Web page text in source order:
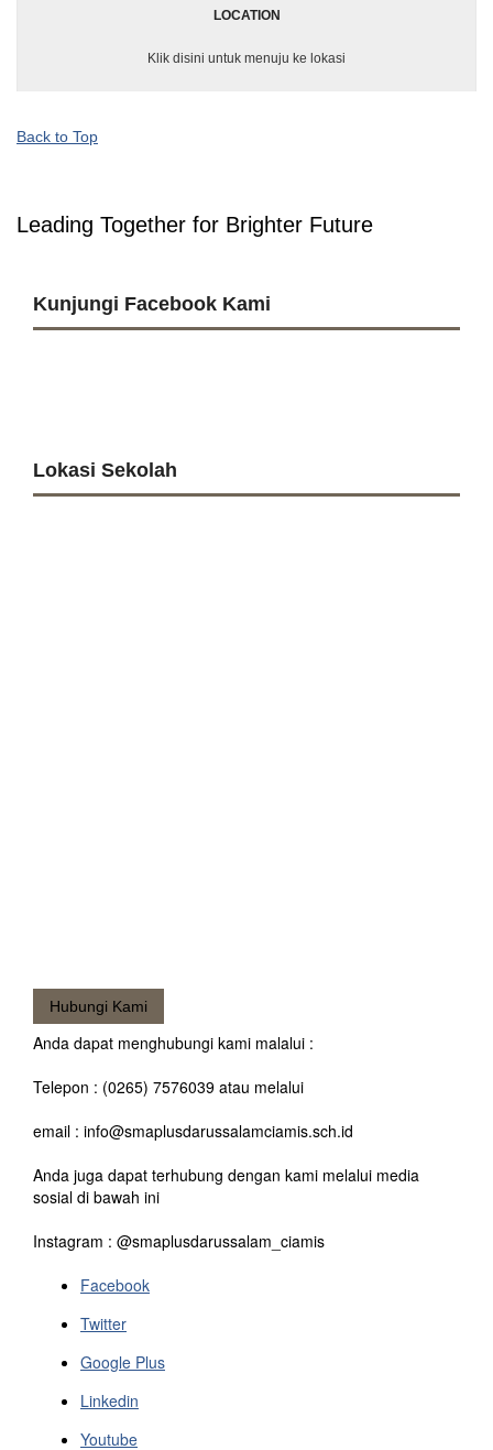
LOCATION
Klik disini untuk menuju ke lokasi
Back to Top
Leading Together for Brighter Future
Kunjungi Facebook Kami
Lokasi Sekolah
Hubungi Kami
Anda dapat menghubungi kami malalui :
Telepon : (0265) 7576039 atau melalui
email : info@smaplusdarussalamciamis.sch.id
Anda juga dapat terhubung dengan kami melalui media
sosial di bawah ini
Instagram : @smaplusdarussalam_ciamis
Facebook
Twitter
Google Plus
Linkedin
Youtube